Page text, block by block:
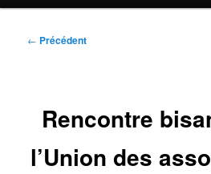
Navigation
← Précédent
Rencontre
l’Union des